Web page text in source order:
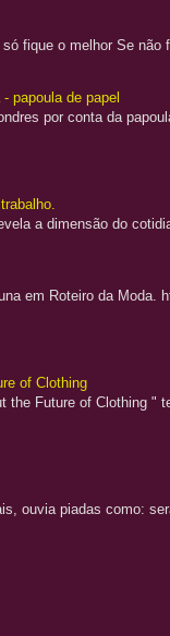
fique o melhor Se
papoula de papel
por conta da
a dimensão do
em Roteiro da Moda.
of Clothing
the Future of Clothing "
ouvia piadas como: